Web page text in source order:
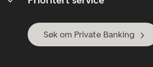
Søk om Private Banking